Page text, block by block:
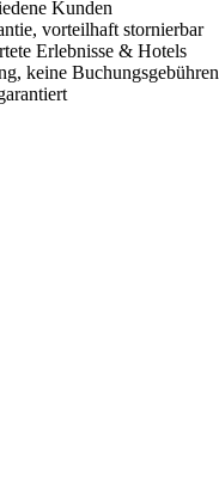
Kunden
vorteilhaft stornierbar
Erlebnisse & Hotels
keine Buchungsgebühren